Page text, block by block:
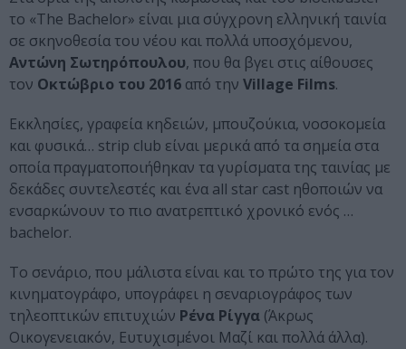
το «The Bachelor» είναι μια σύγχρονη ελληνική ταινία
σε σκηνοθεσία του νέου και πολλά υποσχόμενου,
Αντώνη Σωτηρόπουλου, που θα βγει στις αίθουσες
τον Οκτώβριο του 2016 από την Village Films.
Εκκλησίες, γραφεία κηδειών, μπουζούκια, νοσοκομεία
και φυσικά… strip club είναι μερικά από τα σημεία στα
οποία πραγματοποιήθηκαν τα γυρίσματα της ταινίας με
δεκάδες συντελεστές και ένα all star cast ηθοποιών να
ενσαρκώνουν το πιο ανατρεπτικό χρονικό ενός …
bachelor.
Το σενάριο, που μάλιστα είναι και το πρώτο της για τον
κινηματογράφο, υπογράφει η σεναριογράφος των
τηλεοπτικών επιτυχιών Ρένα Ρίγγα (Άκρως
Οικογενειακόν, Ευτυχισμένοι Μαζί και πολλά άλλα).